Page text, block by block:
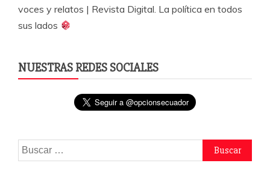
voces y relatos | Revista Digital. La política en todos
sus lados
NUESTRAS REDES SOCIALES
Buscar: